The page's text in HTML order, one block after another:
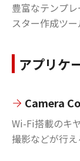
豊富なテンプ
スター作成ツー
アプリケ
Camera
Wi-Fi搭載のキ
撮影などが行え